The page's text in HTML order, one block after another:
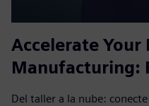
Accelerate Your
Manufacturing:
Del taller a la nube: